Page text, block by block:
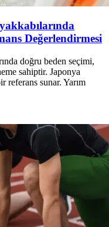
Değerlendirmesi
doğru beden seçimi,
sahiptir. Japonya
referans sunar. Yarım